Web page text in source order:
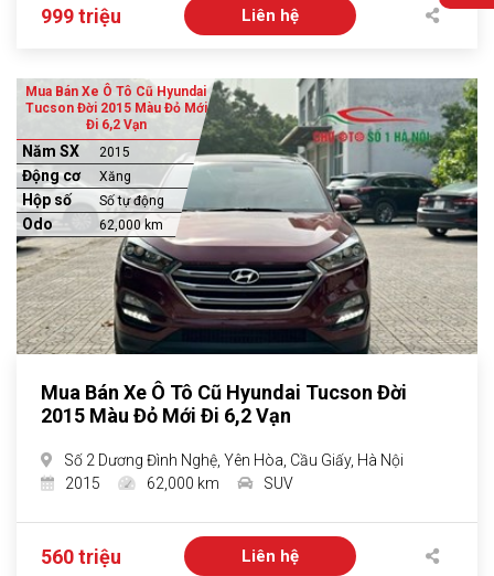
999 triệu Liên hệ
Mua Bán Xe Ô Tô Cũ Hyundai
Tucson Đời 2015 Màu Đỏ Mới
Đi 6,2 Vạn
Năm SX 2015
Động cơ Xăng
Hộp số Số tự động
Odo 62,000 km
Mua Bán Xe Ô Tô Cũ Hyundai Tucson Đời
2015 Màu Đỏ Mới Đi 6,2 Vạn
Số 2 Dương Đình Nghệ, Yên Hòa, Cầu Giấy, Hà Nội
2015
62,000 km SUV
560 triệu Liên hệ